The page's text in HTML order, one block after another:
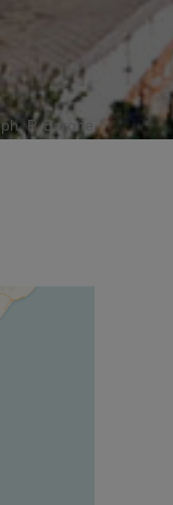
ph. P. Barone